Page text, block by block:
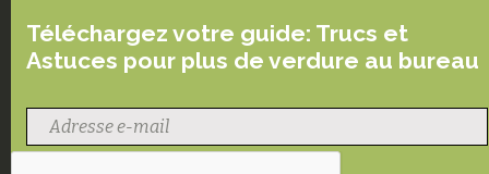
Téléchargez votre guide: Trucs et
Astuces pour plus de verdure au bureau